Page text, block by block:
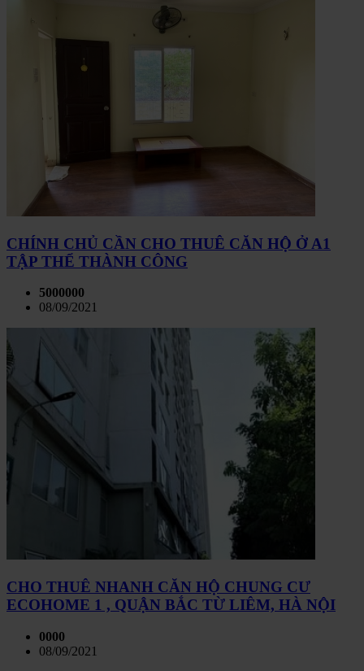
CHÍNH CHỦ CẦN CHO THUÊ CĂN HỘ Ở A1
TẬP THỂ THÀNH CÔNG
5000000
08/09/2021
CHO THUÊ NHANH CĂN HỘ CHUNG CƯ
ECOHOME 1 , QUẬN BẮC TỪ LIÊM, HÀ NỘI
0000
08/09/2021